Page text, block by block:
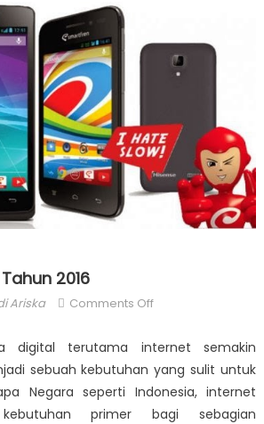
2016
Ariska Comments Offon
Hape
Tahun
digital terutama internet semakin
sebuah kebutuhan yang sulit untuk
Negara seperti Indonesia, internet
primer bagi sebagian